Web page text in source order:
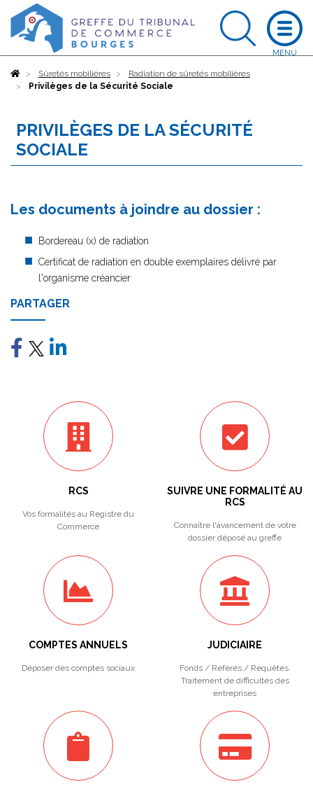
AccueilSûretés mobilières
Radiation de sûretés mobilières
Privilèges de la Sécurité Sociale
PRIVILÈGES DE LA SÉCURITÉ
SOCIALE
Les documents à joindre au dossier :
Bordereau (x) de radiation
Certificat de radiation en double exemplaires délivré par
l'organisme créancier
PARTAGER
RCS
Vos formalités au Registre du
Commerce
SUIVRE UNE FORMALITÉ AU
RCS
Connaître l'avancement de votre
dossier déposé au greffe
COMPTES ANNUELS
Déposer des comptes sociaux
JUDICIAIRE
Fonds / Référés / Requêtes.
Traitement de difficultés des
entreprises